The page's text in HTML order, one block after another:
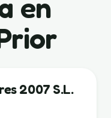
2007 S.L.